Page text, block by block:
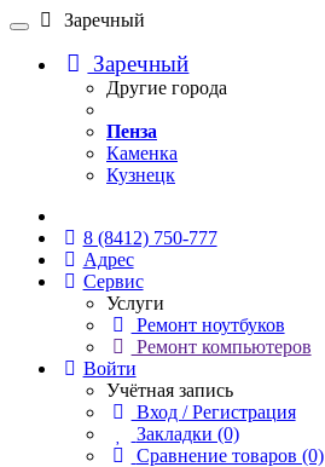
Заречный
Заречный
Другие города
Пенза
Каменка
Кузнецк
8 (8412) 750-777
Адрес
Сервис
Услуги
Ремонт ноутбуков
Ремонт компьютеров
Войти
Учётная запись
Вход / Регистрация
Закладки (0)
Сравнение товаров (0)